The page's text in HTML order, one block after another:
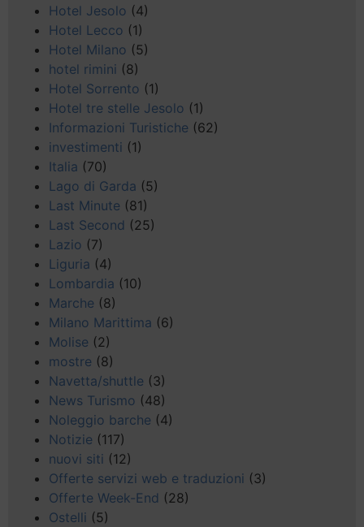
Hotel Jesolo (4)
Hotel Lecco (1)
Hotel Milano (5)
hotel rimini (8)
Hotel Sorrento (1)
Hotel tre stelle Jesolo (1)
Informazioni Turistiche (62)
investimenti (1)
Italia (70)
Lago di Garda (5)
Last Minute (81)
Last Second (25)
Lazio (7)
Liguria (4)
Lombardia (10)
Marche (8)
Milano Marittima (6)
Molise (2)
mostre (8)
Navetta/shuttle (3)
News Turismo (48)
Noleggio barche (4)
Notizie (117)
nuovi siti (12)
Offerte servizi web e traduzioni (3)
Offerte Week-End (28)
Ostelli (5)